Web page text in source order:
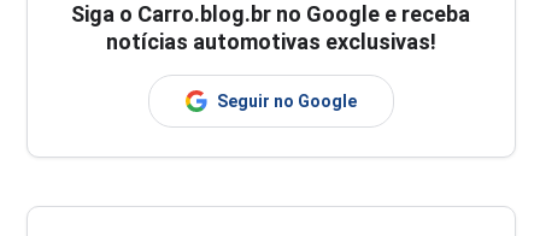
Siga o Carro.blog.br no Google e receba
notícias automotivas exclusivas!
Seguir no Google